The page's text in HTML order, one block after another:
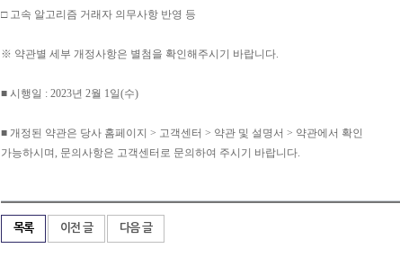
□ 고속 알고리즘 거래자 의무사항 반영 등
※ 약관별 세부 개정사항은 별첨을 확인해주시기 바랍니다.
■ 시행일 : 2023년 2월 1일 (수)
■ 개정된 약관은 당사 홈페이지 > 고객센터 > 약관 및 설명서 > 약관에서 확인
가능하시며, 문의사항은 고객센터로 문의하여 주시기 바랍니다.
목록 이전 글 다음 글